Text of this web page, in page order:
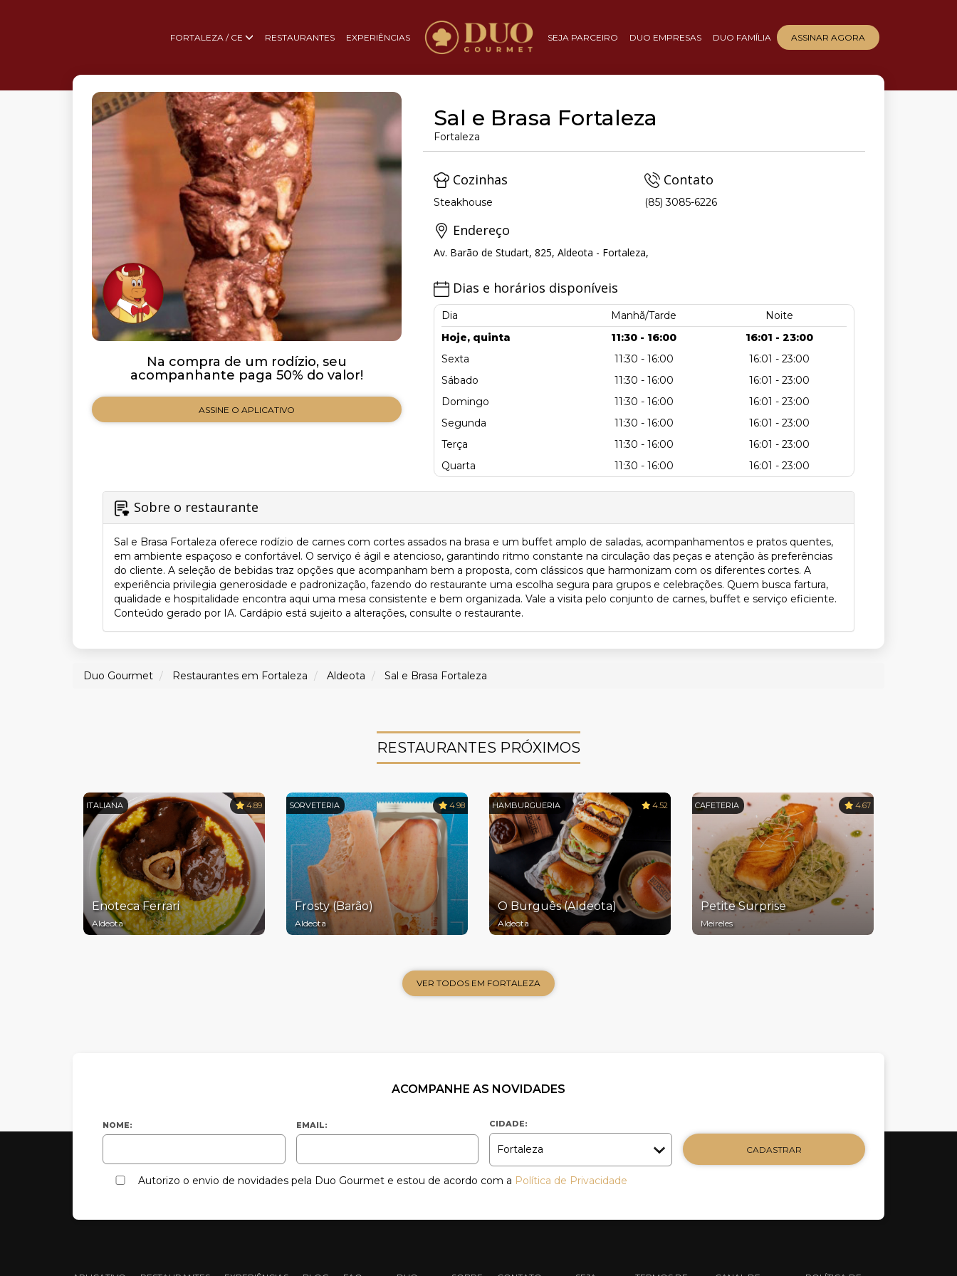
FORTALEZA / CE RESTAURANTES EXPERIÊNCIAS SEJA PARCEIRO DUO EMPRESAS DUO FAMÍLIA ASSINAR AGORA
Na compra de um rodízio, seu
acompanhante paga 50% do valor!
ASSINE O APLICATIVO
Sal e Brasa Fortaleza
Fortaleza
Cozinhas
Steakhouse
Contato
(85) 3085-6226
Endereço
Av. Barão de Studart, 825, Aldeota - Fortaleza,
Dias e horários disponíveis
Dia Manhã/Tarde
Noite
Hoje, quinta
11:30 - 16:00
16:01 - 23:00
Sexta
11:30 - 16:00
16:01 - 23:00
Sábado
11:30 - 16:00
16:01 - 23:00
Domingo
11:30 - 16:00
16:01 - 23:00
Segunda
11:30 - 16:00
16:01 - 23:00
Terça
11:30 - 16:00
16:01 - 23:00
Quarta
11:30 - 16:00 16:01 - 23:00
Sobre o restaurante
Sal e Brasa Fortaleza oferece rodízio de carnes com cortes assados na brasa e um buffet amplo de saladas, acompanhamentos e pratos quentes,
em ambiente espaçoso e confortável. O serviço é ágil e atencioso, garantindo ritmo constante na circulação das peças e atenção às preferências
do cliente. A seleção de bebidas traz opções que acompanham bem a proposta, com clássicos que harmonizam com os diferentes cortes. A
experiência privilegia generosidade e padronização, fazendo do restaurante uma escolha segura para grupos e celebrações. Quem busca fartura,
qualidade e hospitalidade encontra aqui uma mesa consistente e bem organizada. Vale a visita pelo conjunto de carnes, buffet e serviço eficiente.
Conteúdo gerado por IA. Cardápio está sujeito a alterações, consulte o restaurante.
Duo Gourmet Restaurantes em Fortaleza Aldeota Sal e Brasa Fortaleza
RESTAURANTES PRÓXIMOS
ITALIANA 4.89
Enoteca Ferrari
Aldeota
SORVETERIA 4.98
Frosty (Barão)
Aldeota
HAMBURGUERIA 4.52
O Burguês (Aldeota)
Aldeota
CAFETERIA 4.67
Petite Surprise
Meireles
VER TODOS EM FORTALEZA
ACOMPANHE AS NOVIDADES
NOME: EMAIL: CIDADE:
CADASTRAR
Autorizo o envio de novidades pela Duo Gourmet e estou de acordo com a Política de Privacidade